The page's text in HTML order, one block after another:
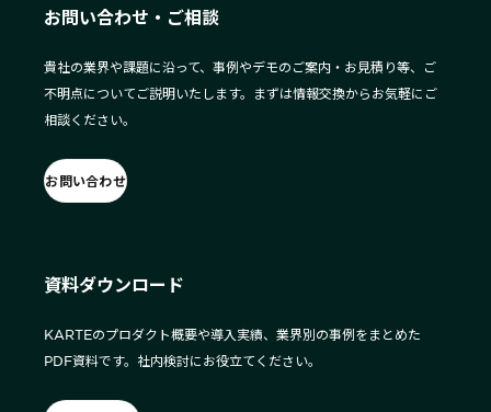
お問い合わせ・ご相談
貴社の業界や課題に沿って、事例やデモのご案内・お見積り等、ご
不明点についてご説明いたします。まずは情報交換からお気軽にご
相談ください。
お問い合わせ
資料ダウンロード
KARTEのプロダクト概要や導入実績、業界別の事例をまとめた
PDF資料です。社内検討にお役立てください。